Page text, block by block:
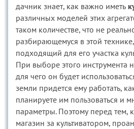
дачник знает, как важно иметь
различных моделей этих
таком количестве, что не
разбирающемуся в этой
подходящий для его участка
При выборе этого инструмента
для чего он будет
земли придется ему работать,
планируете им пользоваться и
параметры. Поэтому перед тем,
магазин за культиватором,